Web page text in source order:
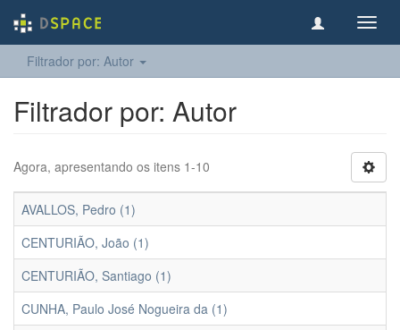
Filtrador por: Autor
Filtrador por: Autor
Agora, apresentando os itens 1-10
AVALLOS, Pedro (1)
CENTURIÃO, João (1)
CENTURIÃO, Santiago (1)
CUNHA, Paulo José Nogueira da (1)